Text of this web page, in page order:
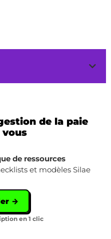
de la paie
vous
de ressources
et modèles Silae
→
en 1 clic